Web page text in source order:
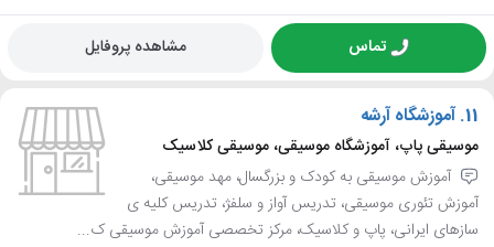
تماس مشاهده پروفایل
11. آموزشگاه آرشه
موسیقی پاپ، آموزشگاه موسیقی، موسیقی کلاسیک
آموزش موسیقی به کودک و بزرگسال، مهد موسیقی،
آموزش تئوری موسیقی، تدریس آواز و سلفژ، تدریس کلیه ی
سازهای ایرانی، پاپ و کلاسیک، مرکز تخصصی آموزش موسیقی ک...